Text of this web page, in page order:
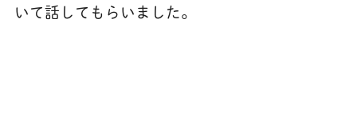
いて話してもらいました。